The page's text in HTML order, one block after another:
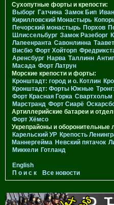
Сухопутные форты и крепости:
Выборг Гатчина Замок Бип
Кирилловский Монастырь
Печорcкий монастырь Порхов
Шлиссельбург Замок Разеборг
Лапеенранта Савонлинна
Висбю Форт Хойторп
Аренсбург Нарва Таллинн
Масада Форт Латрун
Морские крепости и форты:
Кронштадт: город и о. Котлин
Кронштадт: Форты Южные
Форт Красная Горка Свартхольм
Марстранд Форт Сиарё
Артиллерийские батареи и
Форт Хёмсо
Укрепрайоны и оборонительные
Карельский УР Крепость
Маннергейма Невский пятачок
Миккели Готланд
English
П о и с к
Все новости